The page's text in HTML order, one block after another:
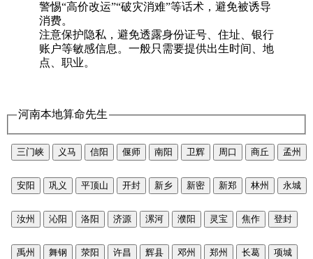
警惕“高价改运”“破灾消难”等话术，避免被诱导
消费。
注意保护隐私，避免透露身份证号、住址、银行
账户等敏感信息。一般只需要提供出生时间、地
点、职业。
河南本地算命先生
三门峡 义马 信阳 偃师 南阳 卫辉 周口 商丘 孟州
安阳 巩义 平顶山 开封 新乡 新密 新郑 林州 永城
汝州 沁阳 洛阳 济源 漯河 濮阳 灵宝 焦作 登封
禹州 舞钢 荥阳 许昌 辉县 邓州 郑州 长葛 项城